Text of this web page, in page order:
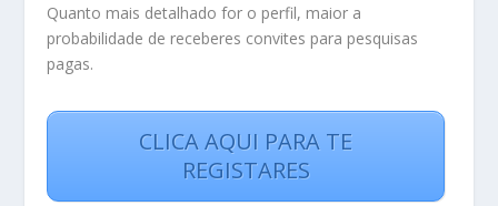
Quanto mais detalhado for o perfil, maior a
probabilidade de receberes convites para pesquisas
pagas.
CLICA AQUI PARA TE
REGISTARES